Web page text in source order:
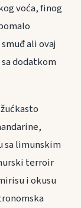
voća, finog
ali ovaj
dodatkom
sa limunskim
terroir
i okusu